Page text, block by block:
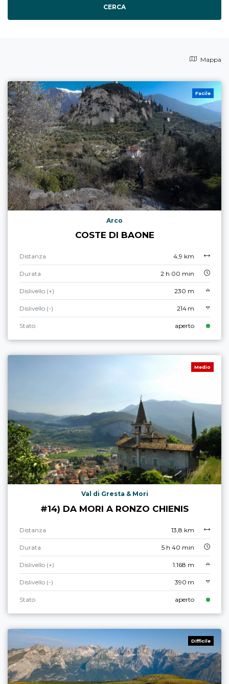
CERCA
Mappa
Facile
Arco
COSTE DI BAONE
Distanza 4,9 km
Durata 2 h 00 min
Dislivello (+) 230 m
Dislivello (-) 214 m
Stato aperto
Medio
Val di Gresta & Mori
#14) DA MORI A RONZO CHIENIS
Distanza 13,8 km
Durata 5 h 40 min
Dislivello (+) 1.168 m
Dislivello (-) 390 m
Stato aperto
Difficile